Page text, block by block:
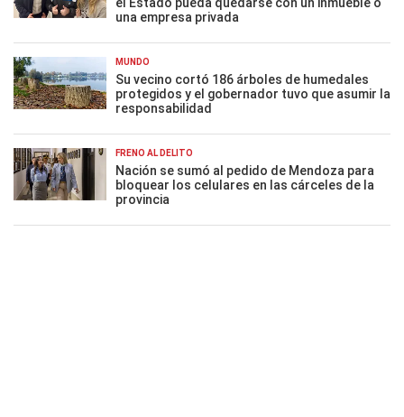
una empresa privada
MUNDO
Su vecino cortó 186 árboles de humedales
protegidos y el gobernador tuvo que asumir la
responsabilidad
FRENO AL DELITO
Nación se sumó al pedido de Mendoza para
bloquear los celulares en las cárceles de la
provincia